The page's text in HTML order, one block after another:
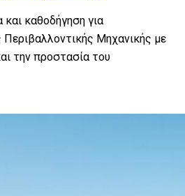
καθοδήγηση για
Μηχανικής με
την προστασία του